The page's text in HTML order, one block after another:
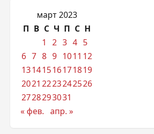
март 2023
П В С Ч П С Н
1
2 3 4 5
6 7 8 9 1011 12
13141516171819
2021 2223242526
2728293031
« фев. апр. »